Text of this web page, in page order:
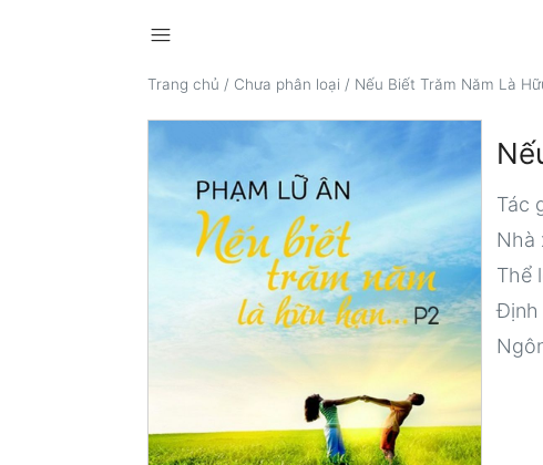
menu
Trang chủ / Chưa phân loại / Nếu Biết Trăm Năm Là
Tác
Nhà
Thể
Định